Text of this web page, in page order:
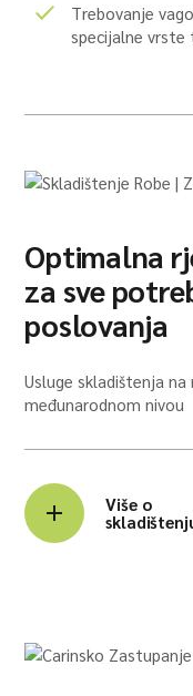
Trebovanje
specijalne vrste
Optimalna
za sve
poslovanja
Usluge skladištenja na
međunarodnom nivou
Više o